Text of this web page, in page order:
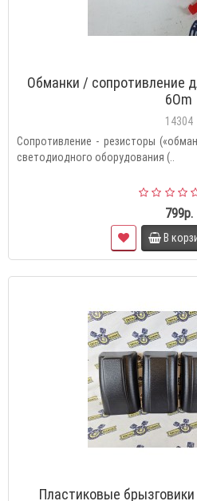
Обманки / сопротивление
6Om
14304
Сопротивление - резисторы
светодиодного оборудования (..
799р.
В
Пластиковые